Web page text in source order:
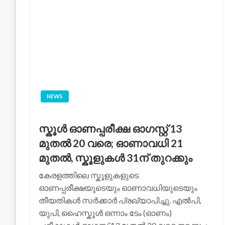
NEWS
സ്കൂൾ ഓണപ്പരീക്ഷ ഓഗസ്റ്റ് 13
മുതൽ 20 വരെ; ഓണാവധി 21
മുതൽ, സ്കൂളുകൾ 31ന് തുറക്കും
കേരളത്തിലെ സ്കൂളുകളുടെ
ഓണപ്പരീക്ഷയുടെയും ഓണാവധിയുടെയും
തീയതികൾ സർക്കാർ പ്രഖ്യാപിച്ചു. എൽപി,
യുപി, ഹൈസ്കൂൾ ഒന്നാം ടേം (ഓണം)